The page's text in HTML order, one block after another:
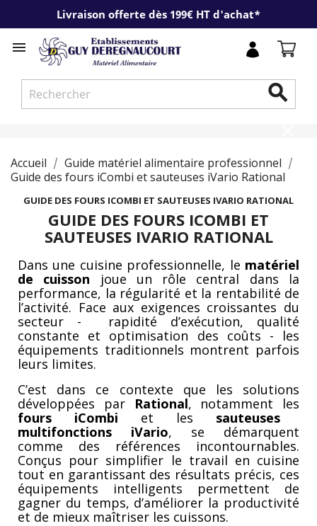
Livraison offerte dès 199€ HT d'achat*


Accueil
Guide matériel alimentaire professionnel
Guide des fours iCombi et sauteuses iVario Rational
GUIDE DES FOURS ICOMBI ET SAUTEUSES IVARIO RATIONAL
GUIDE DES FOURS ICOMBI ET
SAUTEUSES IVARIO RATIONAL
Dans une cuisine professionnelle, le matériel
de cuisson joue un rôle central dans la
performance, la régularité et la rentabilité de
l’activité. Face aux exigences croissantes du
secteur - rapidité d’exécution, qualité
constante et optimisation des coûts - les
équipements traditionnels montrent parfois
leurs limites.
C’est dans ce contexte que les solutions
développées par
Rational, notamment les
fours iCombi et les sauteuses
multifonctions iVario, se démarquent
comme des références incontournables.
Conçus pour simplifier le travail en cuisine
tout en garantissant des résultats précis, ces
équipements intelligents permettent de
gagner du temps, d’améliorer la productivité
et de mieux maîtriser les cuissons.